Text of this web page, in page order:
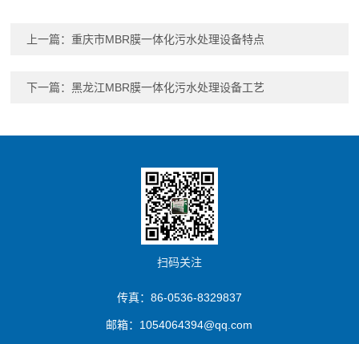
上一篇：重庆市MBR膜一体化污水处理设备特点
下一篇：黑龙江MBR膜一体化污水处理设备工艺
扫码关注
传真：86-0536-8329837
邮箱：1054064394@qq.com